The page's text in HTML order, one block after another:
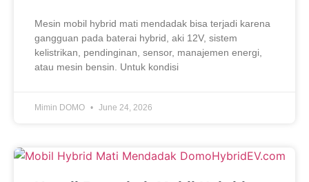
Mesin mobil hybrid mati mendadak bisa terjadi karena
gangguan pada baterai hybrid, aki 12V, sistem
kelistrikan, pendinginan, sensor, manajemen energi,
atau mesin bensin. Untuk kondisi
Mimin DOMO June 24, 2026